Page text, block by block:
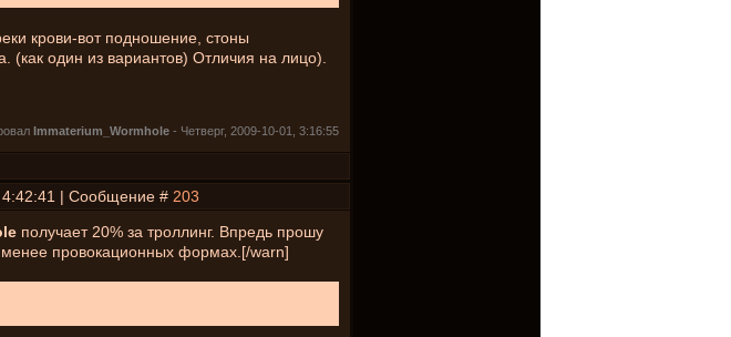
крови-вот подношение, стоны
(как один из вариантов) Отличия на лицо).
Immaterium_Wormhole - Четверг, 2009-10-01, 3:16:55
4:42:41 | Сообщение # 203
получает 20% за троллинг. Впредь прошу
менее провокационных формах.[/warn]